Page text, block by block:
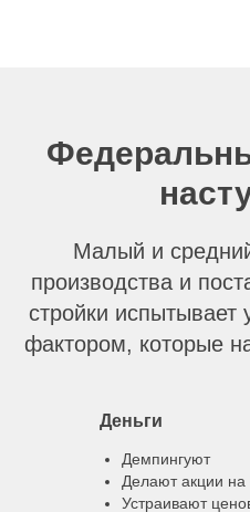
Малый и
производства и
стройки испытывает
фактором, которые
Деньги
Демпингуют
Делают акции
Устраивают